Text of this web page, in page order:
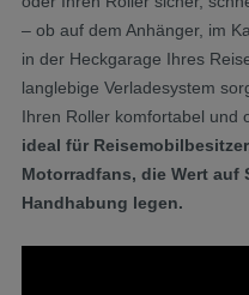
– ob auf dem Anhänger, im
in der Heckgarage Ihres
langlebige Verladesystem
Ihren Roller komfortabel und
ideal für
Motorradfans, die Wert auf
Handhabung legen.